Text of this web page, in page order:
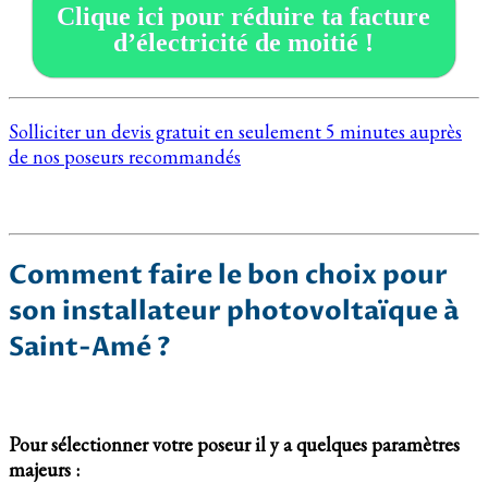
Clique ici pour réduire ta facture
d’électricité de moitié !
Solliciter un devis gratuit en seulement 5 minutes auprès
de nos poseurs recommandés
Comment faire le bon choix pour
son installateur photovoltaïque à
Saint-Amé ?
Pour sélectionner votre poseur il y a quelques paramètres
majeurs :